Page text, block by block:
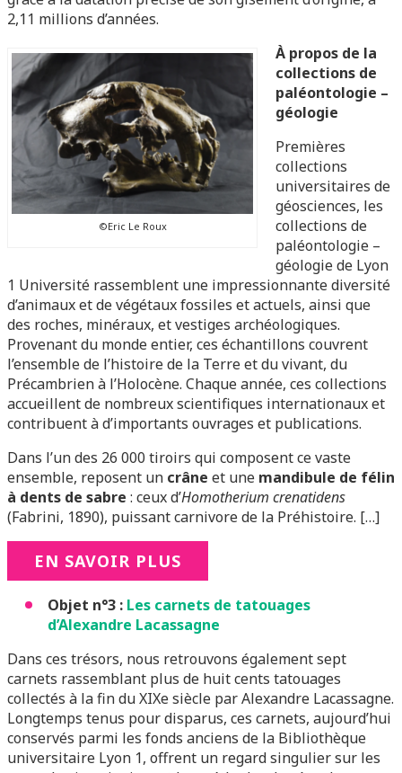
2,11 millions d’années.
©Eric Le Roux
À propos de la
collections de
paléontologie –
géologie
Premières
collections
universitaires de
géosciences, les
collections de
paléontologie –
géologie de Lyon
1 Université rassemblent une impressionnante diversité
d’animaux et de végétaux fossiles et actuels, ainsi que
des roches, minéraux, et vestiges archéologiques.
Provenant du monde entier, ces échantillons couvrent
l’ensemble de l’histoire de la Terre et du vivant, du
Précambrien à l’Holocène. Chaque année, ces collections
accueillent de nombreux scientifiques internationaux et
contribuent à d’importants ouvrages et publications.
Dans l’un des 26 000 tiroirs qui composent ce vaste
ensemble, reposent un crâne et une mandibule de félin
à dents de sabre : ceux d’Homotherium crenatidens
(Fabrini, 1890), puissant carnivore de la Préhistoire. […]
EN SAVOIR PLUS
Objet n°3 : Les carnets de tatouages
d’Alexandre Lacassagne
Dans ces trésors, nous retrouvons également sept
carnets rassemblant plus de huit cents tatouages
collectés à la fin du XIXe siècle par Alexandre Lacassagne.
Longtemps tenus pour disparus, ces carnets, aujourd’hui
conservés parmi les fonds anciens de la Bibliothèque
universitaire Lyon 1, offrent un regard singulier sur les